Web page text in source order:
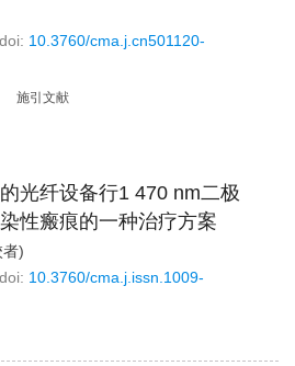
doi: 10.3760/cma.j.cn501120-
施引文献
光纤设备行1 470 nm二极
性瘢痕的一种治疗方案
)
doi: 10.3760/cma.j.issn.1009-